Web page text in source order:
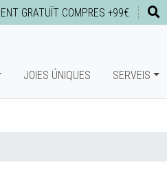
GRATUÏT COMPRES +99€
JOIES ÚNIQUES SERVEIS